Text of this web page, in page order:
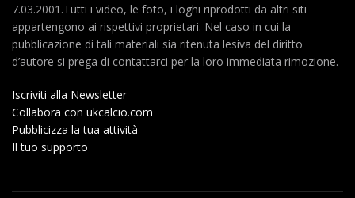
7.03.2001.Tutti i video, le foto, i loghi riprodotti da altri siti
appartengono ai rispettivi proprietari. Nel caso in cui la
pubblicazione di tali materiali sia ritenuta lesiva del diritto
d’autore si prega di contattarci per la loro immediata rimozione.
Iscriviti alla Newsletter
Collabora con ukcalcio.com
Pubblicizza la tua attività
Il tuo supporto